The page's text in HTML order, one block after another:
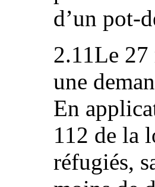
d’un pot-
2.11Le 27
une
En
112 de la
réfugiés,